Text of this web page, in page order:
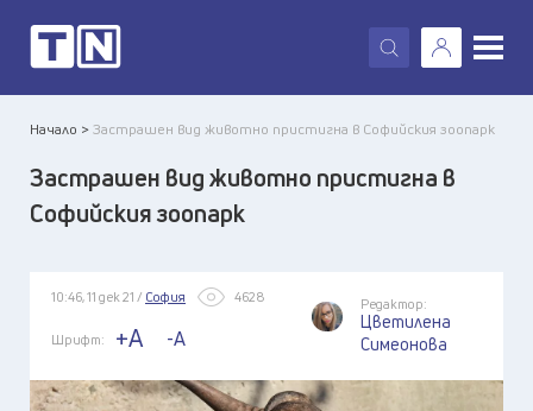
X
Начало >Застрашен вид животно пристигна в Софийския зоопарк
Застрашен вид животно пристигна в
Софийския зоопарк
10:46, 11 дек 21 / София 4628
Шрифт: +A -A
Редактор:
Цветилена
Симеонова